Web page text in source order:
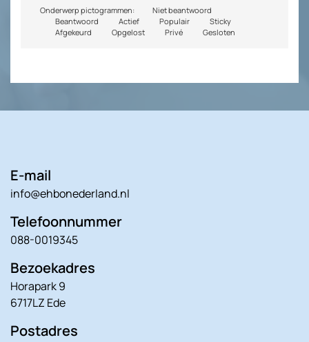
Onderwerp pictogrammen:
Niet beantwoord
Beantwoord
Actief Populair
Sticky
Afgekeurd
Opgelost Privé Gesloten
E-mail
info@ehbonederland.nl
Telefoonnummer
088-0019345
Bezoekadres
Horapark 9
6717LZ Ede
Postadres